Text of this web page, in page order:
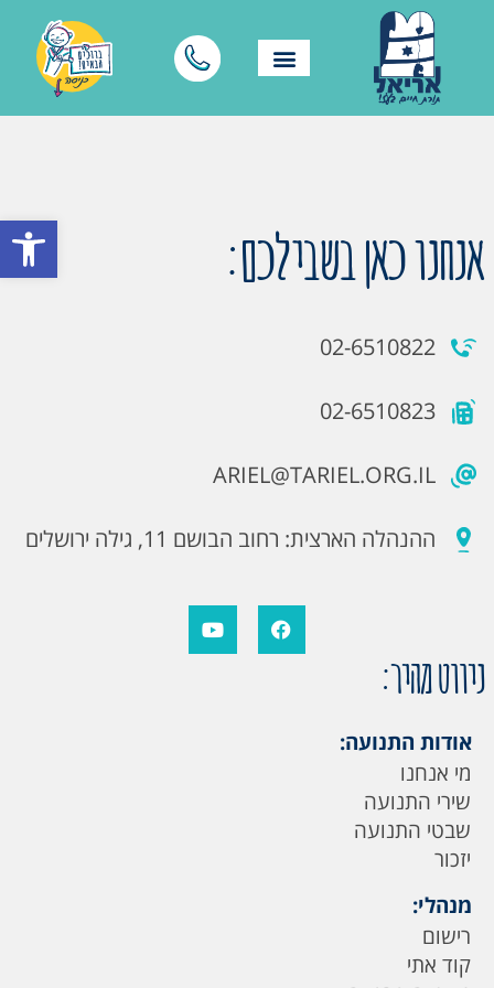
פתח אנחנו כאן בשבילכם:
02-6510822
02-6510823
ARIEL@TARIEL.ORG.IL
ההנהלה הארצית: רחוב הבושם 11, גילה ירושלים
ניווט מהיר:
אודות התנועה:
מי אנחנו
שירי התנועה
שבטי התנועה
יזכור
מנהלי:
רישום
קוד אתי